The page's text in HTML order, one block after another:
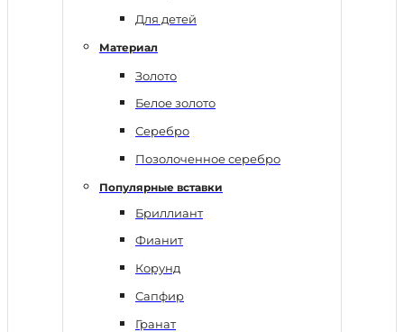
Для детей
Материал
Золото
Белое золото
Серебро
Позолоченное серебро
Популярные вставки
Бриллиант
Фианит
Корунд
Сапфир
Гранат